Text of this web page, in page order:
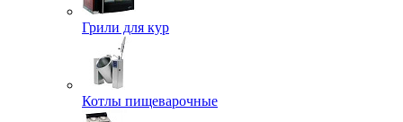
Грили для кур
Котлы пищеварочные